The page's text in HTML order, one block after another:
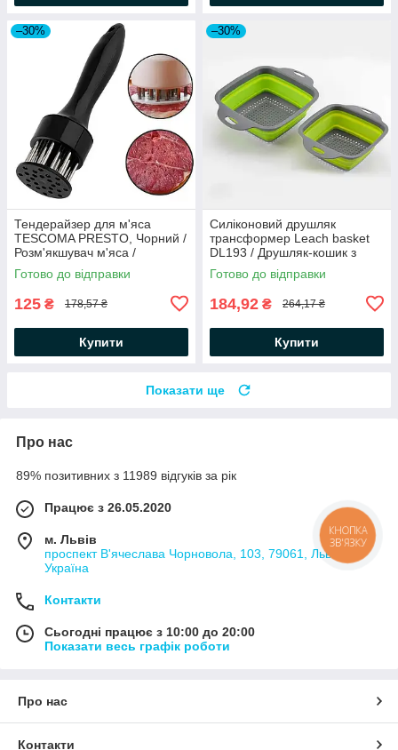
–30%
Тендерайзер для м'яса
TESCOMA PRESTO, Чорний /
Розм'якшувач м'яса /
Молоток для м'яса
Готово до відправки
125 ₴ 178,57 ₴
Купити
–30%
Силіконовий друшляк
трансформер Leach basket
DL193 / Друшляк-кошик з
розсувними ручками
Готово до відправки
184,92 ₴ 264,17 ₴
Купити
Показати ще
Про нас
89% позитивних з 11989 відгуків за рік
Працює з 26.05.2020
м. Львів
проспект В'ячеслава Чорновола, 103, 79061, Львів,
Україна
Контакти
Сьогодні працює з 10:00 до 20:00
Показати весь графік роботи
Про нас
Контакти
КНОПКА
ЗВ'ЯЗКУ